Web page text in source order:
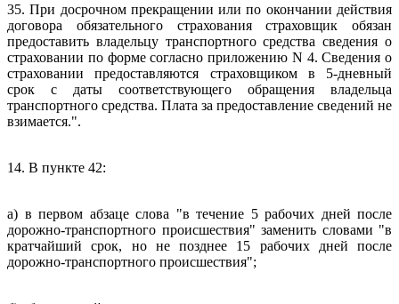
35. При досрочном прекращении или по окончании действия
договора обязательного страхования страховщик обязан
предоставить владельцу транспортного средства сведения о
страховании по форме согласно приложению N 4. Сведения о
страховании предоставляются страховщиком в 5-дневный
срок с даты соответствующего обращения владельца
транспортного средства. Плата за предоставление сведений не
взимается.".
14. В пункте 42:
а) в первом абзаце слова "в течение 5 рабочих дней после
дорожно-транспортного происшествия" заменить словами "в
кратчайший срок, но не позднее 15 рабочих дней после
дорожно-транспортного происшествия";